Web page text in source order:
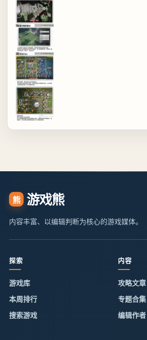
熊 游戏熊
内容丰富、以编辑判断为核心的游戏媒体。
探索
游戏库
本周排行
搜索游戏
内容
攻略文章
专题合集
编辑作者